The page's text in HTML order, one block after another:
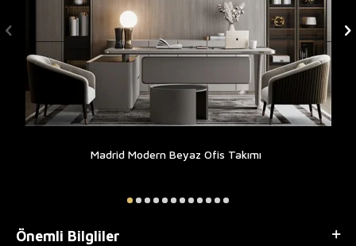
Madrid Modern Beyaz Ofis Takımı
Önemli Bilgliler